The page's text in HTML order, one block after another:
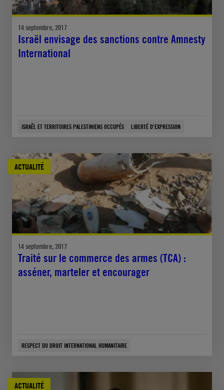
14 septembre, 2017
Israël envisage des sanctions contre Amnesty
International
ISRAËL ET TERRITOIRES PALESTINIENS OCCUPÉS LIBERTÉ D'EXPRESSION
ACTUALITÉ
14 septembre, 2017
Traité sur le commerce des armes (TCA) :
asséner, marteler et encourager
RESPECT DU DROIT INTERNATIONAL HUMANITAIRE
ACTUALITÉ